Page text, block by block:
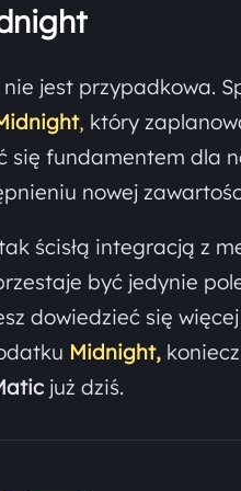
jest przypadkowa.
, który
się fundamentem dla
nowej
ścisłą integracją z
być jedynie
dowiedzieć się
Midnight,
już dziś.